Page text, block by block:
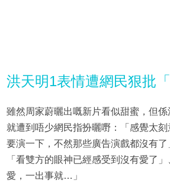
洪天明1表情遭網民狠批「
雖然周家蔚曬出嘅新片看似甜蜜，但
就遭到唔少網民指扮曬嘢：「感覺太
要演一下，不然那些廣告演戲都沒有了
「看雙方的眼神已經感受到沒有愛了
愛，一出事就…」